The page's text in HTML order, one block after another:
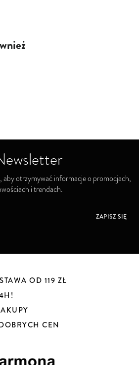
aby otrzymywać informacje o promocjach,
i trendach.
ZAPISZ SIĘ
OD 119 ZŁ
CEN